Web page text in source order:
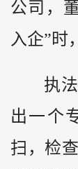
公司，
入企”时
执
出一个
扫，检